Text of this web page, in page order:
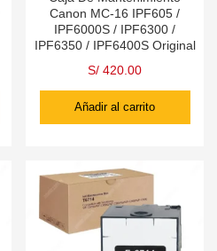
Canon MC-16 IPF605 /
IPF6000S / IPF6300 /
IPF6350 / IPF6400S Original
S/ 420.00
Añadir al carrito